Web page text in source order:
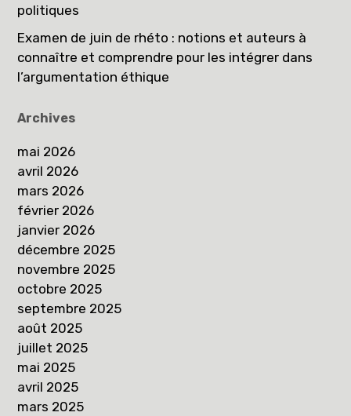
politiques
Examen de juin de rhéto : notions et auteurs à
connaître et comprendre pour les intégrer dans
l’argumentation éthique
Archives
mai 2026
avril 2026
mars 2026
février 2026
janvier 2026
décembre 2025
novembre 2025
octobre 2025
septembre 2025
août 2025
juillet 2025
mai 2025
avril 2025
mars 2025